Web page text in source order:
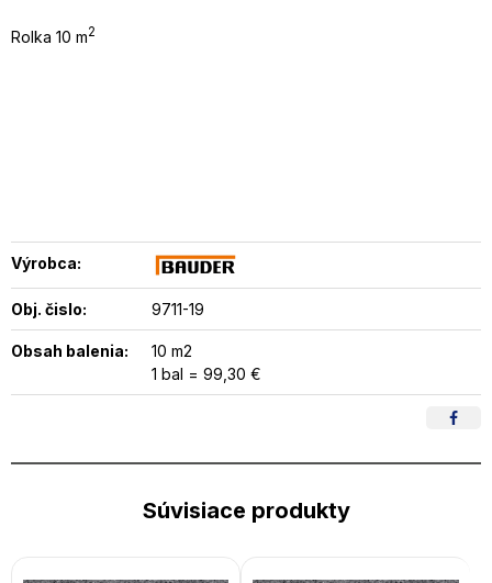
Rolka 10 m2
Výrobca:
Obj. čislo: 9711-19
Obsah balenia:
10 m2
1 bal = 99,30 €
Súvisiace produkty